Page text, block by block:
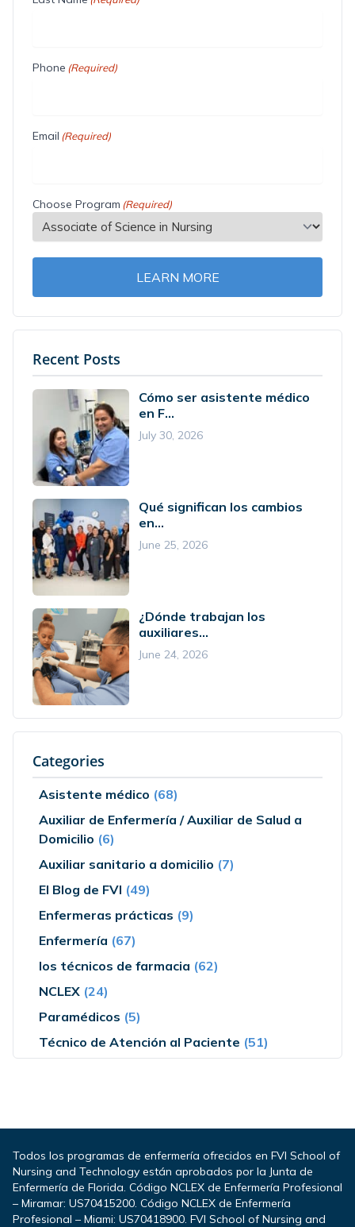
Phone (Required)
Email (Required)
Choose Program (Required)
LEARN MORE
Recent Posts
Cómo ser asistente médico
en F...
July 30, 2026
Qué significan los cambios
en...
June 25, 2026
¿Dónde trabajan los
auxiliares...
June 24, 2026
Categories
Asistente médico (68)
Auxiliar de Enfermería / Auxiliar de Salud a
Domicilio (6)
Auxiliar sanitario a domicilio (7)
El Blog de FVI (49)
Enfermeras prácticas (9)
Enfermería (67)
los técnicos de farmacia (62)
NCLEX (24)
Paramédicos (5)
Técnico de Atención al Paciente (51)
Todos los programas de enfermería ofrecidos en FVI School of
Nursing and Technology están aprobados por la Junta de
Enfermería de Florida. Código NCLEX de Enfermería Profesional
– Miramar: US70415200. Código NCLEX de Enfermería
Profesional – Miami: US70418900. FVI School of Nursing and